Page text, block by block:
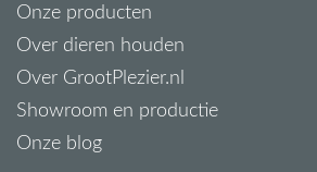
Onze producten
Over dieren houden
Over GrootPlezier.nl
Showroom en productie
Onze blog